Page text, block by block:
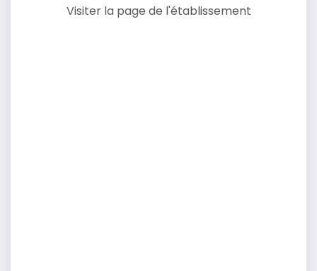
Visiter la page de l'établissement